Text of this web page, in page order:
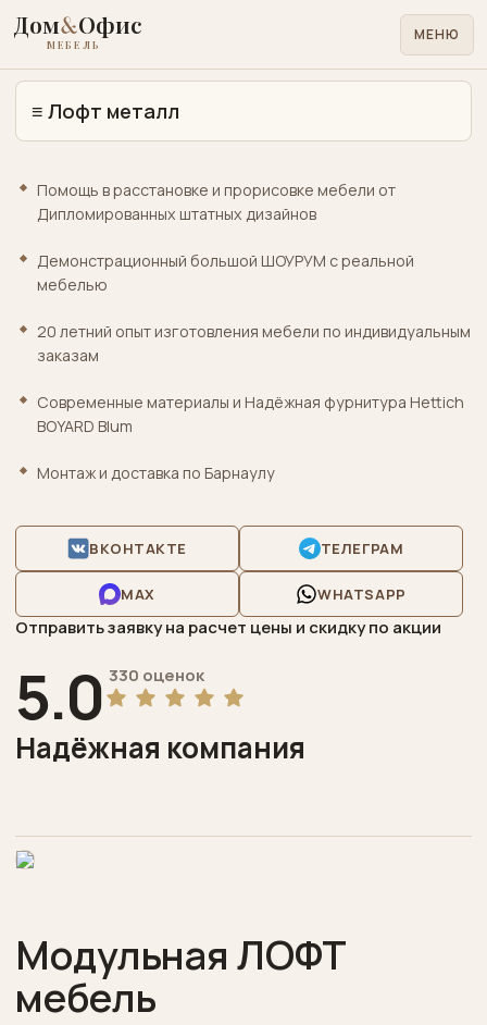
Дом&Офис
МЕБЕЛЬ
МЕНЮ
Для
Для
офиса
Лофт
металл
Кровати
матрасы
Медицинская
лабораторная
Учебная
Конференц-
залы
Торговая
выставочная
Бары
рестораны
нам
Акции
Поставщики
≡ Лофт металл
Помощь в расстановке и прорисовке мебели от
Дипломированных штатных дизайнов
Демонстрационный большой ШОУРУМ с реальной
мебелью
20 летний опыт изготовления мебели по индивидуальным
заказам
Cовременные материалы и Надёжная фурнитура Hettich
BOYARD Blum
Монтаж и доставка по Барнаулу
ВКОНТАКТЕ ТЕЛЕГРАМ
MAX WHATSAPP
Отправить заявку на расчет цены и скидку по акции
5.0 330 оценок
Надёжная компания
Модульная ЛОФТ
мебель